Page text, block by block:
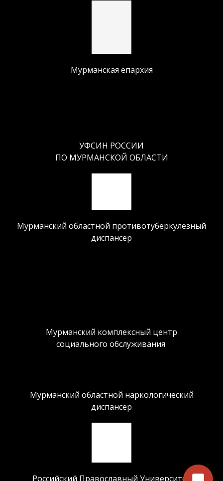
Мурманская епархия
УФСИН РОССИИ
ПО МУРМАНСКОЙ ОБЛАСТИ
Мурманский областной противотуберкулезный
диспансер
Мурманский комплексный центр
социального обслуживания
Мурманский областной наркологический
диспансер
Российский Православный Университет